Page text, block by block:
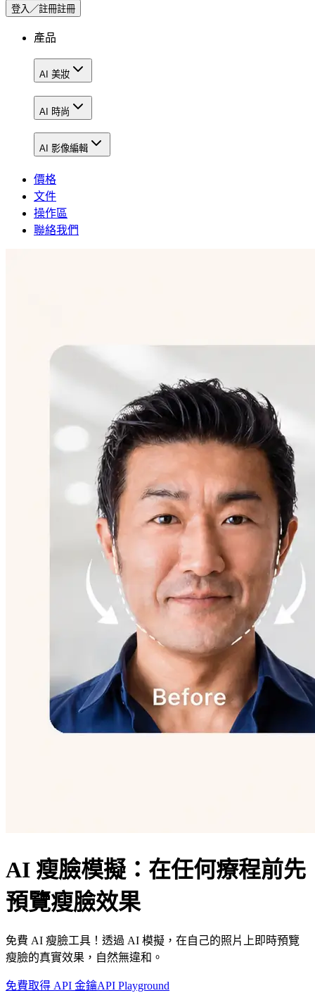
登入／註冊註冊
產品
AI 美妝
AI 時尚
AI 影像編輯
價格
文件
操作區
聯絡我們
AI 瘦臉模擬：在任何療程前先
預覽瘦臉效果
免費 AI 瘦臉工具！透過 AI 模擬，在自己的照片上即時預覽
瘦臉的真實效果，自然無違和。
免費取得 API 金鑰API Playground